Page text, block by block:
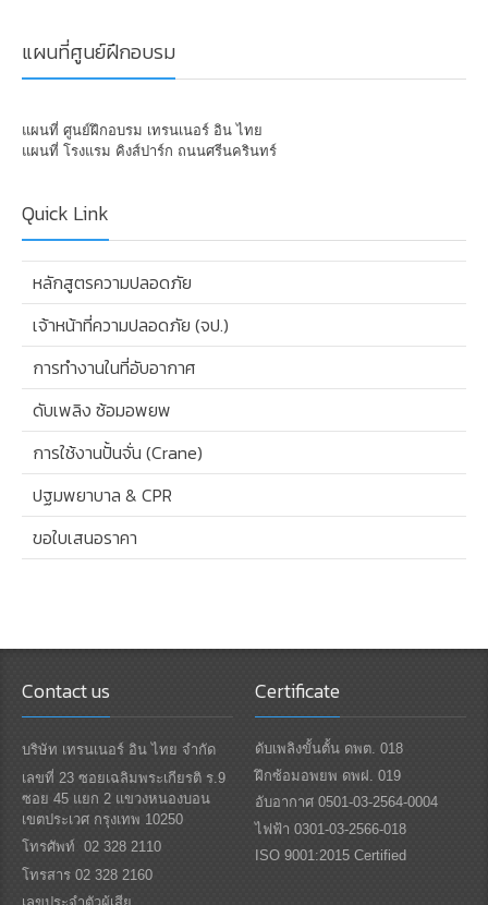
แผนที่ศูนย์ฝึกอบรม
แผนที่ ศูนย์ฝึกอบรม เทรนเนอร์ อิน ไทย
แผนที่ โรงแรม คิงส์ปาร์ก ถนนศรีนครินทร์
Quick Link
หลักสูตรความปลอดภัย
เจ้าหน้าที่ความปลอดภัย (จป.)
การทำงานในที่อับอากาศ
ดับเพลิง ซ้อมอพยพ
การใช้งานปั้นจั่น (Crane)
ปฐมพยาบาล & CPR
ขอใบเสนอราคา
Contact us
บริษัท เทรนเนอร์ อิน ไทย จำกัด
เลขที่ 23 ซอยเฉลิมพระเกียรติ ร.9
ซอย 45 แยก 2 แขวงหนองบอน
เขตประเวศ กรุงเทพ 10250
โทรศัพท์ 02 328 2110
โทรสาร 02 328 2160
Certificate
ดับเพลิงขั้นตั้น ดพต. 018
ฝึกซ้อมอพยพ ดพฝ. 019
อับอากาศ 0501-03-2564-0004
ไฟฟ้า 0301-03-2566-018
ISO 9001:2015 Certified